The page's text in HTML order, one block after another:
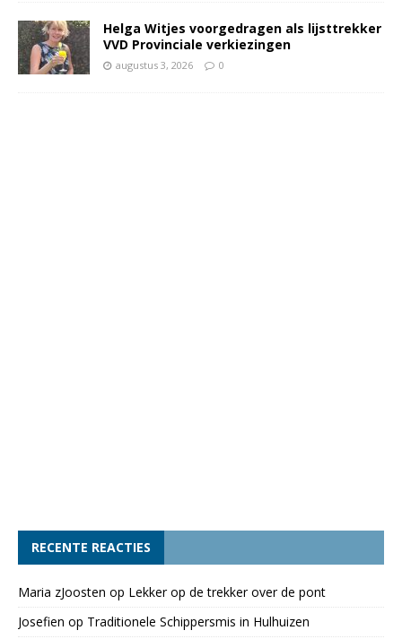
Helga Witjes voorgedragen als lijsttrekker
VVD Provinciale verkiezingen
augustus 3, 2026 0
RECENTE REACTIES
Maria zJoosten op Lekker op de trekker over de pont
Josefien op Traditionele Schippersmis in Hulhuizen